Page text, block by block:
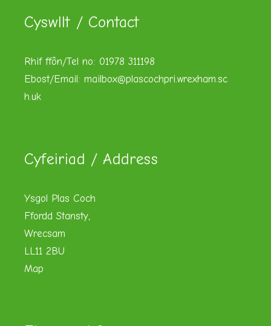
Cyswllt / Contact
Rhif ffôn/Tel no: 01978 311198
Ebost/Email: mailbox@plascochpri.wrexham.sc
h.uk
Cyfeiriad / Address
Ysgol Plas Coch
Ffordd Stansty,
Wrecsam
LL11 2BU
Map